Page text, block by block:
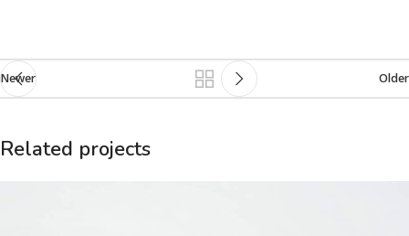
Newer Older
Related projects